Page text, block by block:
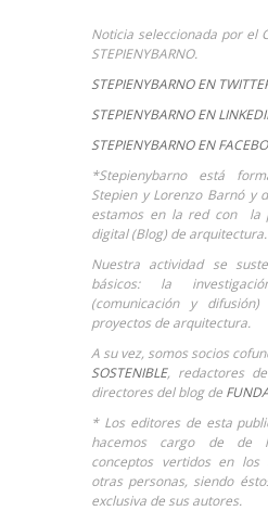
Noticia seleccionada por el
STEPIENYBARNO.
STEPIENYBARNO EN
STEPIENYBARNO EN
STEPIENYBARNO EN
*Stepienybarno está
Stepien y Lorenzo Barnó y
estamos en la red con la
digital (Blog) de arquitectura.
Nuestra actividad se
básicos: la
(comunicación y
proyectos de arquitectura.
A su vez, somos socios
SOSTENIBLE, redactores de
directores del blog de
* Los editores de esta
hacemos cargo de de
conceptos vertidos en
otras personas, siendo
exclusiva de sus autores.